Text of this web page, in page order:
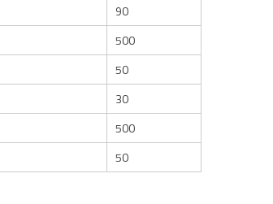
90
500
50
30
500
50